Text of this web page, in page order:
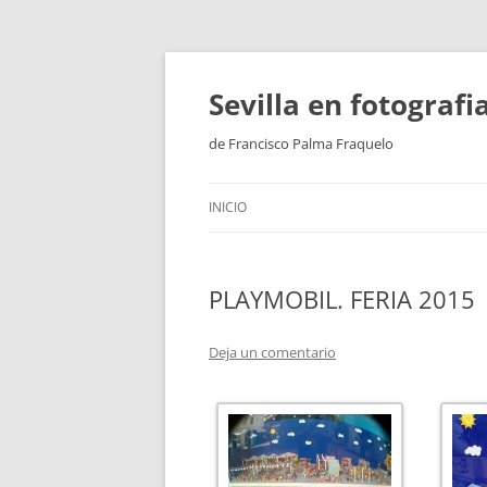
Saltar
contenido
Sevilla en
de Francisco Palma Fraquelo
INICIO
PLAYMOBIL. FERIA 2015
Deja un comentario